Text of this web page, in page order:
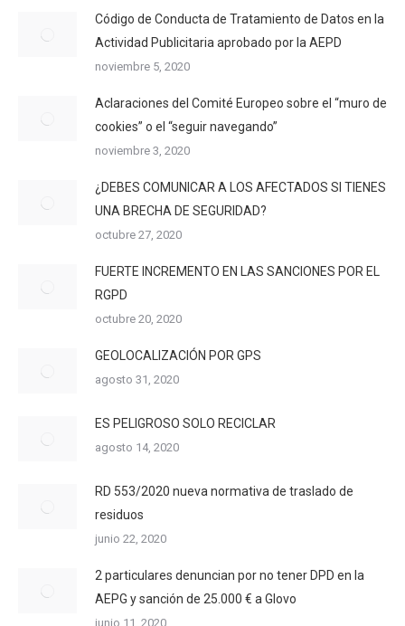
Código de Conducta de Tratamiento de Datos en la
Actividad Publicitaria aprobado por la AEPD
noviembre 5, 2020
Aclaraciones del Comité Europeo sobre el “muro de
cookies” o el “seguir navegando”
noviembre 3, 2020
¿DEBES COMUNICAR A LOS AFECTADOS SI TIENES
UNA BRECHA DE SEGURIDAD?
octubre 27, 2020
FUERTE INCREMENTO EN LAS SANCIONES POR EL
RGPD
octubre 20, 2020
GEOLOCALIZACIÓN POR GPS
agosto 31, 2020
ES PELIGROSO SOLO RECICLAR
agosto 14, 2020
RD 553/2020 nueva normativa de traslado de
residuos
junio 22, 2020
2 particulares denuncian por no tener DPD en la
AEPG y sanción de 25.000 € a Glovo
junio 11, 2020